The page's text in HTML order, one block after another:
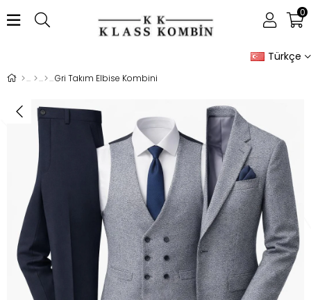
Türkçe
0
Gri Takım Elbise Kombini